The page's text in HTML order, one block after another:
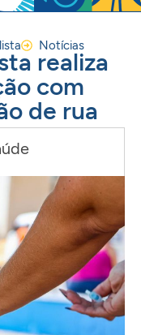
Notícias
realiza
com
de rua